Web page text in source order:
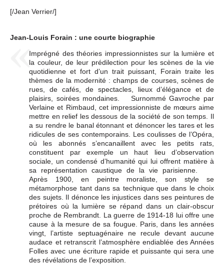
[/Jean Verrier/]
Jean-Louis Forain : une courte biographie
Imprégné des théories impressionnistes sur la lumière et
la couleur, de leur prédilection pour les scènes de la vie
quotidienne et fort d’un trait puissant, Forain traite les
thèmes de la modernité : champs de courses, scènes de
rues, de cafés, de spectacles, lieux d’élégance et de
plaisirs, soirées mondaines. Surnommé Gavroche par
Verlaine et Rimbaud, cet impressionniste de mœurs aime
mettre en relief les dessous de la société de son temps. Il
a su rendre le banal étonnant et dénoncer les tares et les
ridicules de ses contemporains. Les coulisses de l’Opéra,
où les abonnés s’encanaillent avec les petits rats,
constituent par exemple un haut lieu d’observation
sociale, un condensé d’humanité qui lui offrent matière à
sa représentation caustique de la vie parisienne.
Après 1900, en peintre moraliste, son style se
métamorphose tant dans sa technique que dans le choix
des sujets. Il dénonce les injustices dans ses peintures de
prétoires où la lumière se répand dans un clair-obscur
proche de Rembrandt. La guerre de 1914-18 lui offre une
cause à la mesure de sa fougue. Paris, dans les années
vingt, l’artiste septuagénaire ne recule devant aucune
audace et retranscrit l’atmosphère endiablée des Années
Folles avec une écriture rapide et puissante qui sera une
des révélations de l’exposition.